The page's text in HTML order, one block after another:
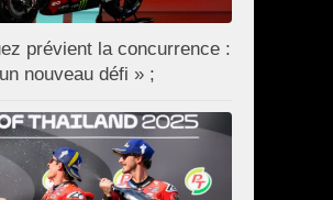
prévient la concurrence :
nouveau défi » ;